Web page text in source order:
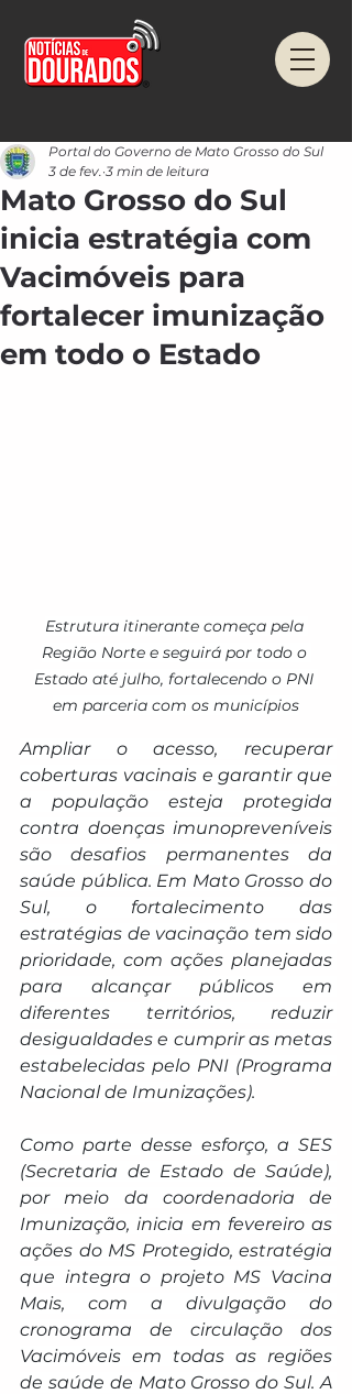
Mato Grosso do Sul
inicia estratégia com
Vacimóveis para
fortalecer imunização
em todo o Estado
Portal do Governo de Mato Grosso do Sul
3 de fev. 3 min de leitura
Estrutura itinerante começa pela
Região Norte e seguirá por todo o
Estado até julho, fortalecendo o PNI
em parceria com os municípios
Ampliar o acesso, recuperar
coberturas vacinais e garantir que
a população esteja protegida
contra doenças imunopreveníveis
são desafios permanentes da
saúde pública. Em Mato Grosso do
Sul, o fortalecimento das
estratégias de vacinação tem sido
prioridade, com ações planejadas
para alcançar públicos em
diferentes territórios, reduzir
desigualdades e cumprir as metas
estabelecidas pelo PNI (Programa
Nacional de Imunizações).
Como parte desse esforço, a SES
(Secretaria de Estado de Saúde),
por meio da coordenadoria de
Imunização, inicia em fevereiro as
ações do MS Protegido, estratégia
que integra o projeto MS Vacina
Mais, com a divulgação do
cronograma de circulação dos
Vacimóveis em todas as regiões
de saúde de Mato Grosso do Sul. A